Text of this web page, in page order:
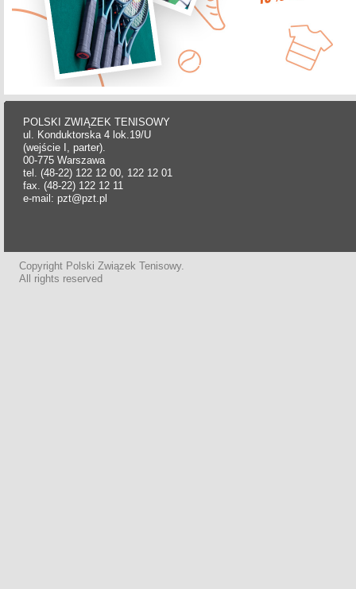
POLSKI ZWIĄZEK TENISOWY
ul. Konduktorska 4 lok.19/U
(wejście I, parter).
00-775 Warszawa
tel. (48-22) 122 12 00, 122 12 01
fax. (48-22) 122 12 11
e-mail: pzt@pzt.pl
Copyright Polski Związek Tenisowy.
All rights reserved